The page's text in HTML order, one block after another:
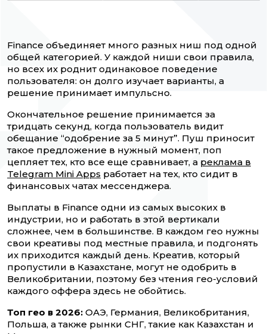
Finance объединяет много разных ниш под одной
общей категорией. У каждой ниши свои правила,
но всех их роднит одинаковое поведение
пользователя: он долго изучает варианты, а
решение принимает импульсно.
Окончательное решение принимается за
тридцать секунд, когда пользователь видит
обещание “одобрение за 5 минут”. Пуш приносит
такое предложение в нужный момент, поп
цепляет тех, кто все еще сравнивает, а реклама в
Telegram Mini Apps работает на тех, кто сидит в
финансовых чатах мессенджера.
Выплаты в Finance одни из самых высоких в
индустрии, но и работать в этой вертикали
сложнее, чем в большинстве. В каждом гео нужны
свои креативы под местные правила, и подгонять
их приходится каждый день. Креатив, который
пропустили в Казахстане, могут не одобрить в
Великобритании, поэтому без чтения гео-условий
каждого оффера здесь не обойтись.
Топ гео в 2026: ОАЭ, Германия, Великобритания,
Польша, а также рынки СНГ, такие как Казахстан и